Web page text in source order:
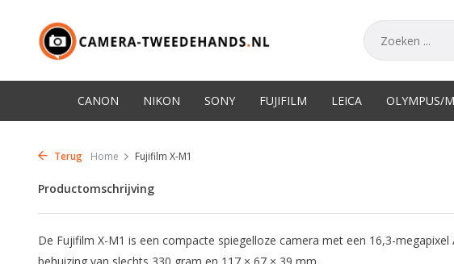
CANON NIKON SONY FUJIFILM LEICA OLYMPUS/
Terug Home Fujifilm X-M1
Productomschrijving
De Fujifilm X-M1 is een compacte spiegelloze camera met een 16,3-